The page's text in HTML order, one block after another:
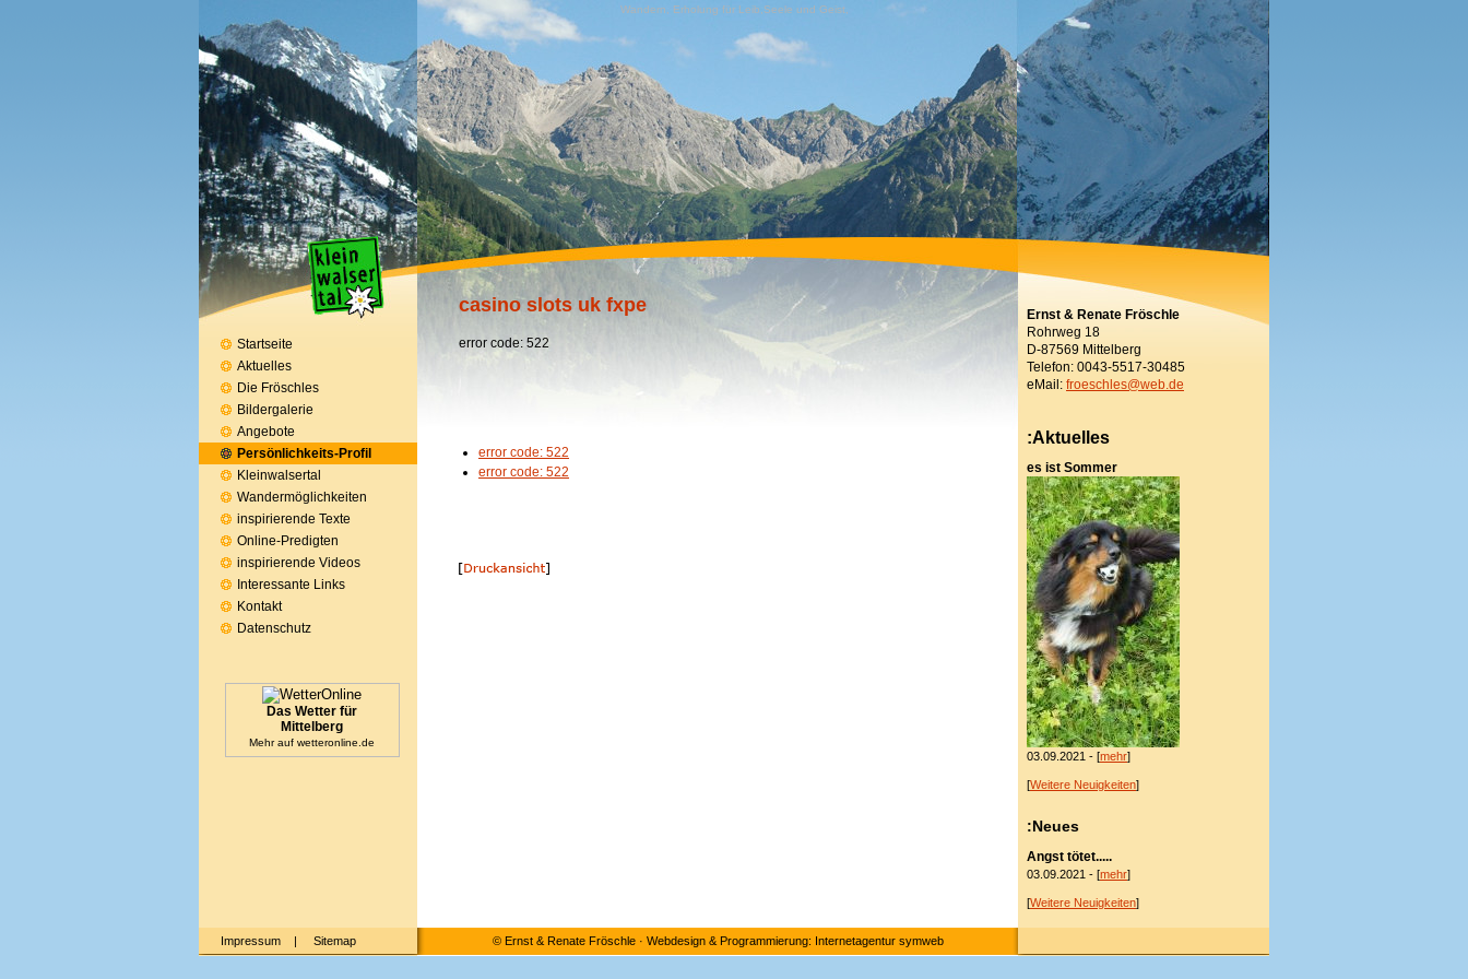
Wandern, Erholung für Leib,Seele und Geist,
casino slots uk fxpe
error code: 522
error code: 522
error code: 522
Startseite
Aktuelles
Die Fröschles
Bildergalerie
Angebote
Persönlichkeits-Profil
Kleinwalsertal
Wandermöglichkeiten
inspirierende Texte
Online-Predigten
inspirierende Videos
Interessante Links
Kontakt
Datenschutz
Das Wetter für
Mittelberg
Mehr auf wetteronline.de
Ernst & Renate Fröschle
Rohrweg 18
D-87569 Mittelberg
Telefon: 0043-5517-30485
eMail: froeschles@web.de
:Aktuelles
es ist Sommer
03.09.2021 - [mehr]
[Weitere Neuigkeiten]
:Neues
Angst tötet.....
03.09.2021 - [mehr]
[Weitere Neuigkeiten]
Impressum | Sitemap © Ernst & Renate Fröschle· Webdesign & Programmierung: Internetagentur symweb